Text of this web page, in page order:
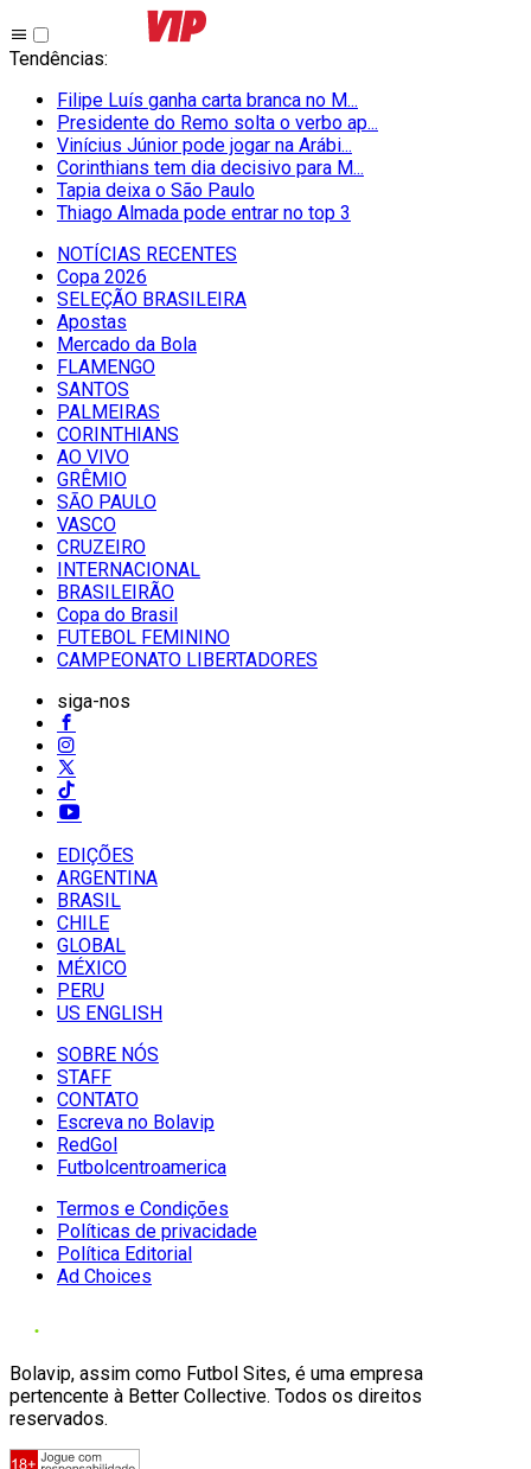
Tendências:
Filipe Luís ganha carta branca no M...
Presidente do Remo solta o verbo ap...
Vinícius Júnior pode jogar na Arábi...
Corinthians tem dia decisivo para M...
Tapia deixa o São Paulo
Thiago Almada pode entrar no top 3
NOTÍCIAS RECENTES
Copa 2026
SELEÇÃO BRASILEIRA
Apostas
Mercado da Bola
FLAMENGO
SANTOS
PALMEIRAS
CORINTHIANS
AO VIVO
GRÊMIO
SĀO PAULO
VASCO
CRUZEIRO
INTERNACIONAL
BRASILEIRÃO
Copa do Brasil
FUTEBOL FEMININO
CAMPEONATO LIBERTADORES
siga-nos
EDIÇÕES
ARGENTINA
BRASIL
CHILE
GLOBAL
MÉXICO
PERU
US ENGLISH
SOBRE NÓS
STAFF
CONTATO
Escreva no Bolavip
RedGol
Futbolcentroamerica
Termos e Condições
Políticas de privacidade
Política Editorial
Ad Choices
Bolavip, assim como Futbol Sites, é uma empresa
pertencente à Better Collective. Todos os direitos
reservados.